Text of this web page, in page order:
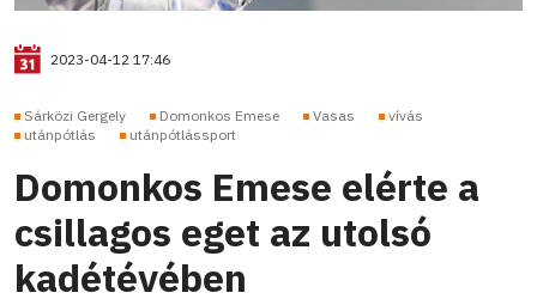
2023-04-12 17:46
Sárközi Gergely Domonkos Emese Vasas
vívás
utánpótlás
utánpótlássport
Domonkos Emese elérte a
csillagos eget az utolsó
kadétévében